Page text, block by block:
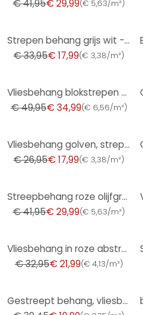
€ 41,95€ 29,99(€ 5,63/m²)
Strepen behang grijs wit - vliesbehang A.S. Création
€ 33,95€ 17,99(€ 3,38/m²)
Vliesbehang blokstrepen modern in blauw
€ 49,95€ 34,99(€ 6,56/m²)
Vliesbehang golven, strepen grafisch modern mat in wit rood
€ 26,95€ 17,99(€ 3,38/m²)
Streepbehang roze olijfgroen - klassiek streeppatroon mat - Vliesbehang modern
€ 41,95€ 29,99(€ 5,63/m²)
Vliesbehang in roze abstracte streep look grafisch modern
€ 32,95€ 21,99(€ 4,13/m²)
Gestreept behang, vliesbehang Novamur Yvi wit, roze